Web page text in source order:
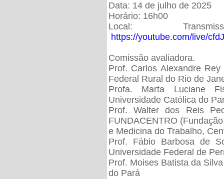
Data: 14 de julho de 2025
Horário: 16h00
Local:
https://youtube.com/live/
Comissão avaliadora.
Prof. Carlos Alexandre
Federal Rural do Rio de
Profa. Marta Luciane
Universidade Católica do
Prof. Walter dos Reis
FUNDACENTRO
e Medicina do Trabalho,
Prof. Fábio Barbosa de
Universidade Federal de
Prof. Moises Batista da
do Pará